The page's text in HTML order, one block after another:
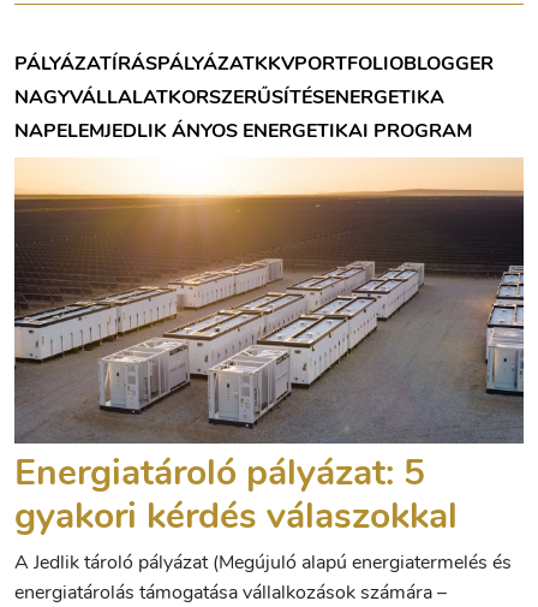
PÁLYÁZATÍRÁSPÁLYÁZATKKVPORTFOLIOBLOGGER
NAGYVÁLLALATKORSZERŰSÍTÉSENERGETIKA
NAPELEMJEDLIK ÁNYOS ENERGETIKAI PROGRAM
Energiatároló pályázat: 5
gyakori kérdés válaszokkal
A Jedlik tároló pályázat (Megújuló alapú energiatermelés és
energiatárolás támogatása vállalkozások számára –